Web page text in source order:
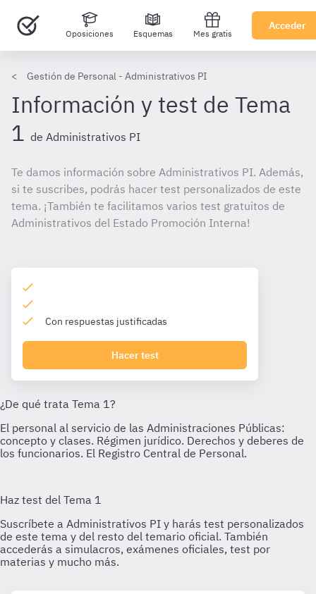
Oposiciones Esquemas Mes gratis
Acceder
Gestión de Personal - Administrativos PI
Información y test de Tema
1 de Administrativos PI
Te damos información sobre Administrativos PI. Además,
si te suscribes, podrás hacer test personalizados de este
tema. ¡También te facilitamos varios test gratuitos de
Administrativos del Estado Promoción Interna!
Con respuestas justificadas
Hacer test